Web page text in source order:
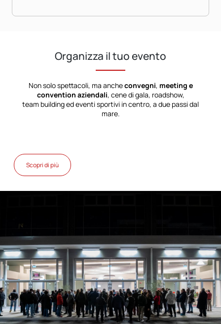
Organizza il tuo evento
Non solo spettacoli, ma ancheconvegni, meeting e
convention aziendali, cene di gala, roadshow,
team building ed eventi sportivi in centro, a due passi dal
mare.
Scopri di più